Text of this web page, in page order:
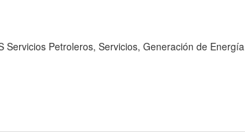
Servicios Petroleros, Servicios, Generación de Energía